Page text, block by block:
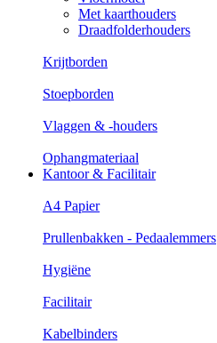
Met kaarthouders
Draadfolderhouders
Krijtborden
Stoepborden
Vlaggen & -houders
Ophangmateriaal
Kantoor & Facilitair
A4 Papier
Prullenbakken - Pedaalemmers
Hygiëne
Facilitair
Kabelbinders